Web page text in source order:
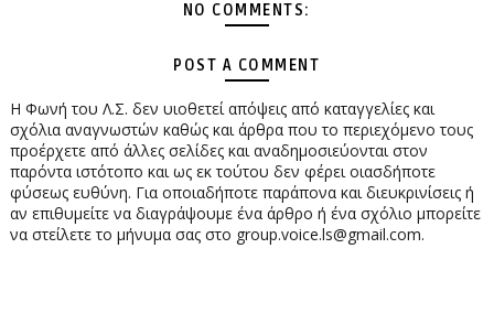
NO COMMENTS:
POST A COMMENT
Η Φωνή του Λ.Σ. δεν υιοθετεί απόψεις από καταγγελίες και
σχόλια αναγνωστών καθώς και άρθρα που το περιεχόμενο τους
προέρχετε από άλλες σελίδες και αναδημοσιεύονται στον
παρόντα ιστότοπο και ως εκ τούτου δεν φέρει οιασδήποτε
φύσεως ευθύνη. Για οποιαδήποτε παράπονα και διευκρινίσεις ή
αν επιθυμείτε να διαγράψουμε ένα άρθρο ή ένα σχόλιο μπορείτε
να στείλετε το μήνυμα σας στο group.voice.ls@gmail.com.